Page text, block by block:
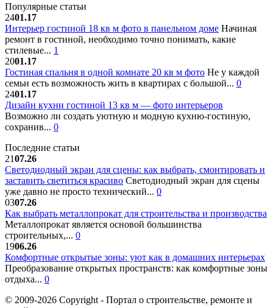
Популярные статьи
2401.17
Интерьер гостиной 18 кв м фото в панельном доме Начиная
ремонт в гостиной, необходимо точно понимать, какие
стилевые... 1
2001.17
Гостиная спальня в одной комнате 20 кв м фото Не у каждой
семьи есть возможность жить в квартирах с большой... 0
2401.17
Дизайн кухни гостиной 13 кв м — фото интерьеров
Возможно ли создать уютную и модную кухню-гостиную,
сохранив... 0
Последние статьи
2107.26
Светодиодный экран для сцены: как выбрать, смонтировать и
заставить светиться красиво Светодиодный экран для сцены
уже давно не просто технический... 0
0307.26
Как выбрать металлопрокат для строительства и производства
Металлопрокат является основой большинства
строительных,... 0
1906.26
Комфортные открытые зоны: уют как в домашних интерьерах
Преобразование открытых пространств: как комфортные зоны
отдыха... 0
© 2009-2026 Copyright - Портал о строительстве, ремонте и